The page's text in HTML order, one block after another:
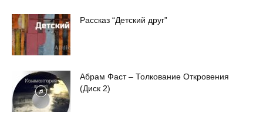
Рассказ “Детский друг”
Абрам Фаст – Толкование Откровения
(Диск 2)